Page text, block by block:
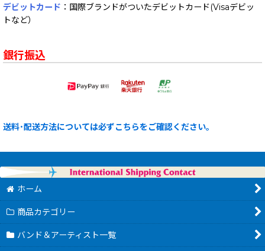
デビットカード ：国際ブランドがついたデビットカード(Visaデビッ
トなど）
銀行振込
送料･配送方法については必ずこちらをご確認ください。
ホーム
商品カテゴリー
バンド＆アーティスト一覧